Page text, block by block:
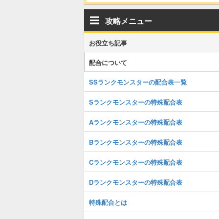
攻略メニュー
お役立ち記事
配合について
SSランクモンスターの配合表一覧
Sランクモンスターの特殊配合表
Aランクモンスターの特殊配合表
Bランクモンスターの特殊配合表
Cランクモンスターの特殊配合表
Dランクモンスターの特殊配合表
特殊配合とは